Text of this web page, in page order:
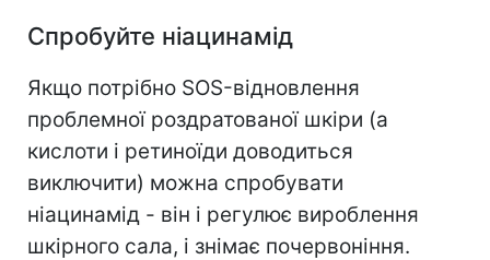
Спробуйте ніацинамід
Якщо потрібно SOS-відновлення
проблемної роздратованої шкіри (а
кислоти і ретиноїди доводиться
виключити) можна спробувати
ніацинамід - він і регулює вироблення
шкірного сала, і знімає почервоніння.